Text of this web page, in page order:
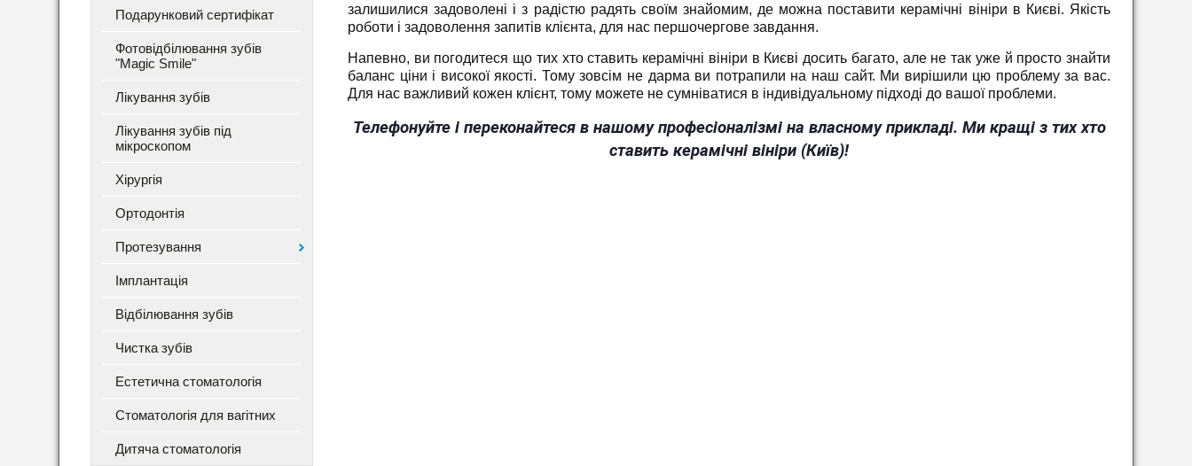
Подарунковий сертифікат
Фотовідбілювання зубів
"Magic Smile"
Лікування зубів
Лікування зубів під
мікроскопом
Хірургія
Ортодонтія
Протезування
Імплантація
Відбілювання зубів
Чистка зубів
Естетична стоматологія
Стоматологія для вагітних
Дитяча стоматологія
залишилися задоволені і з радістю радять своїм знайомим, де можна поставити керамічні вініри в Києві. Якість
роботи і задоволення запитів клієнта, для нас першочергове завдання.
Напевно, ви погодитеся що тих хто ставить керамічні вініри в Києві досить багато, але не так уже й просто знайти
баланс ціни і високої якості. Тому зовсім не дарма ви потрапили на наш сайт. Ми вирішили цю проблему за вас.
Для нас важливий кожен клієнт, тому можете не сумніватися в індивідуальному підході до вашої проблеми.
Телефонуйте і переконайтеся в нашому професіоналізмі на власному прикладі. Ми кращі з тих хто
ставить керамічні вініри (Київ)!